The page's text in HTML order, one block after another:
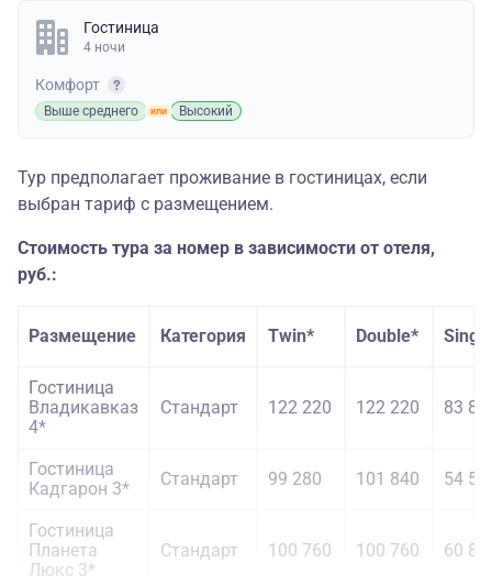
Гостиница
4 ночи
Комфорт
Выше среднего Высокий
Тур предполагает проживание в гостиницах, если
выбран тариф с размещением.
Стоимость тура за номер в зависимости от отеля,
руб.:
Размещение Категория Twin* Double*
Гостиница
Владикавказ
4*
Стандарт 122 220 122 220 83
Гостиница
Кадгарон 3*
Стандарт 99 280 101 840 54
Гостиница
Планета
Люкс 3*
Стандарт 100 760 100 760 60